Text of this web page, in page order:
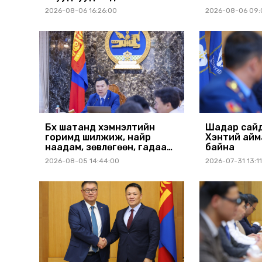
бүр Засгийн газрын
хуралдаанд танилцуулж,
2026-08-06 16:26:00
аймагт
2026-08-06
Бүх шатанд хэмнэлтийн
горимд шилжиж, найр
наадам, зөвлөгөөн, гадаад
томилолтыг хориглолоо
2026-08-05 14:44:00
Шадар
Хэнтий
байна
2026-07-31